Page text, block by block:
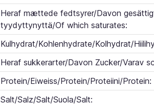
Heraf mættede fedtsyrer/Davon
tyydyttynyttä/Of which saturates:
Kulhydrat/Kohlenhydrate/Kolhydrat/
Heraf sukkerarter/Davon Zucker/Varav
Protein/Eiweiss/Protein/Proteiini/Protein:
Salt/Salz/Salt/Suola/Salt: